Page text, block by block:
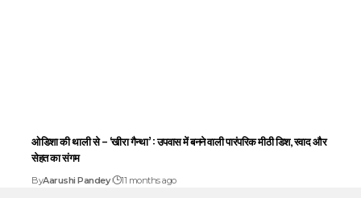
ओडिशा की थाली से – ‘खीरा गैन्था’ : उपवास में बनने वाली पारंपरिक मीठी डिश, स्वाद और
सेहत का संगम
ByAarushi Pandey 11 months ago